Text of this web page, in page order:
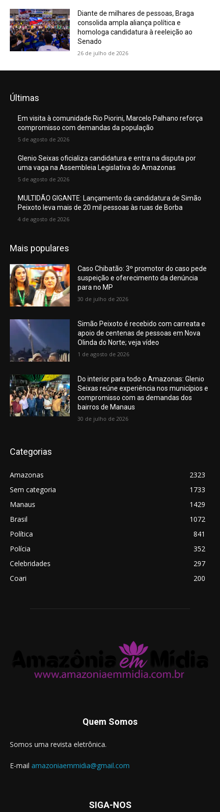
Diante de milhares de pessoas, Braga
consolida ampla aliança política e
homologa candidatura à reeleição ao
Senado
26 de julho de 2026
Últimas
Em visita à comunidade Rio Piorini, Marcelo Palhano reforça
compromisso com demandas da população
5 de agosto de 2026
Glenio Seixas oficializa candidatura e entra na disputa por
uma vaga na Assembleia Legislativa do Amazonas
5 de agosto de 2026
MULTIDÃO GIGANTE: Lançamento da candidatura de Simão
Peixoto leva mais de 20 mil pessoas às ruas de Borba
4 de agosto de 2026
Mais populares
Caso Chibatão: 3º promotor do caso pede
suspeição e oferecimento da denúncia
para no MP
30 de julho de 2026
Simão Peixoto é recebido com carreata e
apoio de centenas de pessoas em Nova
Olinda do Norte; veja vídeo
1 de agosto de 2026
Do interior para todo o Amazonas: Glenio
Seixas reúne experiência nos municípios e
compromisso com as demandas dos
bairros de Manaus
30 de julho de 2026
Categorias
Amazonas
2323
Sem categoria
1733
Manaus
1429
Brasil
1072
Política
841
Polícia
352
Celebridades
297
Coari
200
Quem Somos
Somos uma revista eletrônica.
E-mail amazoniaemmidia@gmail.com
SIGA-NOS